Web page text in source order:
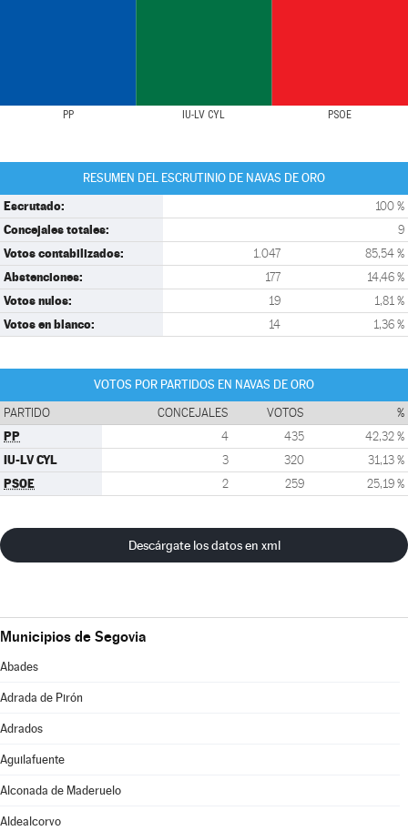
PP IU-LV CYL PSOE
RESUMEN DEL ESCRUTINIO DE NAVAS DE ORO
Escrutado: 100 %
Concejales totales: 9
Votos contabilizados: 1.047 85,54 %
Abstenciones: 177 14,46 %
Votos nulos: 19 1,81 %
Votos en blanco: 14 1,36 %
VOTOS POR PARTIDOS EN NAVAS DE ORO
PARTIDO CONCEJALES VOTOS %
PP 4 435 42,32 %
IU-LV CYL 3 320 31,13 %
PSOE 2 259 25,19 %
Descárgate los datos en xml
Municipios de Segovia
Abades
Adrada de Pirón
Adrados
Aguilafuente
Alconada de Maderuelo
Aldealcorvo